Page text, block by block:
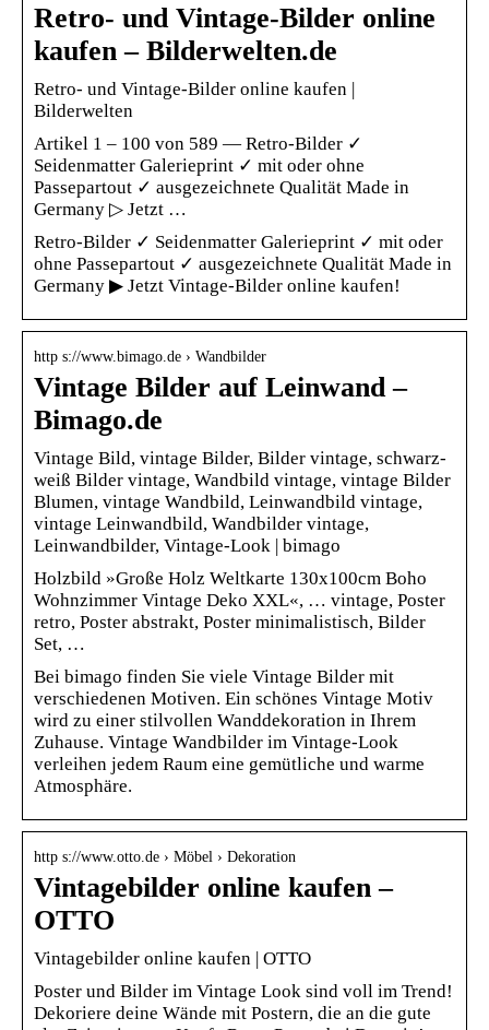
Retro- und Vintage-Bilder online
kaufen – Bilderwelten.de
Retro- und Vintage-Bilder online kaufen |
Bilderwelten
Artikel 1 – 100 von 589 — Retro-Bilder ✓
Seidenmatter Galerieprint ✓ mit oder ohne
Passepartout ✓ ausgezeichnete Qualität Made in
Germany ▷ Jetzt …
Retro-Bilder ✓ Seidenmatter Galerieprint ✓ mit oder
ohne Passepartout ✓ ausgezeichnete Qualität Made in
Germany ▶ Jetzt Vintage-Bilder online kaufen!
http s://www.bimago.de › Wandbilder
Vintage Bilder auf Leinwand –
Bimago.de
Vintage Bild, vintage Bilder, Bilder vintage, schwarz-
weiß Bilder vintage, Wandbild vintage, vintage Bilder
Blumen, vintage Wandbild, Leinwandbild vintage,
vintage Leinwandbild, Wandbilder vintage,
Leinwandbilder, Vintage-Look | bimago
Holzbild »Große Holz Weltkarte 130x100cm Boho
Wohnzimmer Vintage Deko XXL«, … vintage, Poster
retro, Poster abstrakt, Poster minimalistisch, Bilder
Set, …
Bei bimago finden Sie viele Vintage Bilder mit
verschiedenen Motiven. Ein schönes Vintage Motiv
wird zu einer stilvollen Wanddekoration in Ihrem
Zuhause. Vintage Wandbilder im Vintage-Look
verleihen jedem Raum eine gemütliche und warme
Atmosphäre.
http s://www.otto.de › Möbel › Dekoration
Vintagebilder online kaufen –
OTTO
Vintagebilder online kaufen | OTTO
Poster und Bilder im Vintage Look sind voll im Trend!
Dekoriere deine Wände mit Postern, die an die gute